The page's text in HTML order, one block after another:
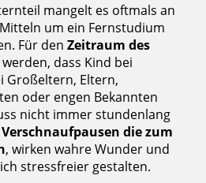
mangelt es oftmals an
um ein Fernstudium
Für den Zeitraum des
dass Kind bei
Großeltern, Eltern,
oder engen Bekannten
nicht immer stundenlang
die zum
, wirken wahre Wunder und
stressfreier gestalten.